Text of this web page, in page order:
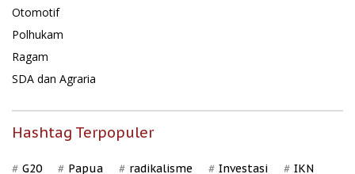
Otomotif
Polhukam
Ragam
SDA dan Agraria
Hashtag Terpopuler
G20 Papua radikalisme Investasi IKN